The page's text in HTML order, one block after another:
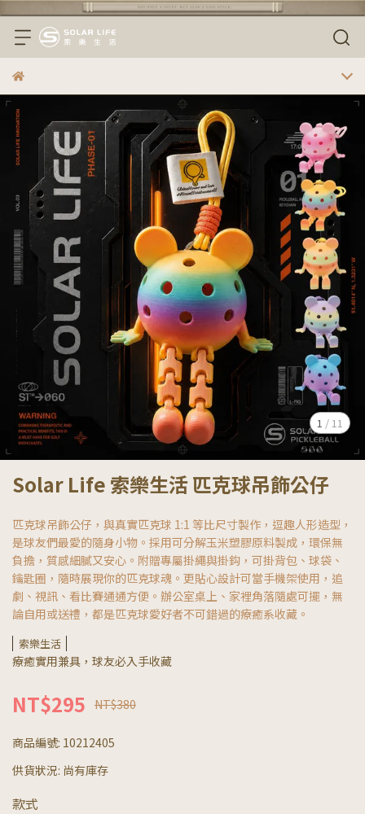
1 /11
Solar Life 索樂生活 匹克球吊飾公仔
匹克球吊飾公仔，與真實匹克球 1:1 等比尺寸製作，逗趣人形造型，
是球友們最愛的隨身小物。採用可分解玉米塑膠原料製成，環保無
負擔，質感細膩又安心。附贈專屬掛繩與掛鈎，可掛背包、球袋、
鑰匙圈，隨時展現你的匹克球魂。更貼心設計可當手機架使用，追
劇、視訊、看比賽通通方便。辦公室桌上、家裡角落隨處可擺，無
論自用或送禮，都是匹克球愛好者不可錯過的療癒系收藏。
索樂生活
療癒實用兼具，球友必入手收藏
NT$295 NT$380
商品編號: 10212405
供貨狀況: 尚有庫存
款式